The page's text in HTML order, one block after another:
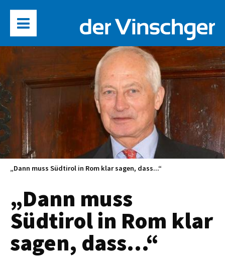
„Dann muss Südtirol in Rom klar sagen, dass...“
„Dann muss
Südtirol in Rom klar
sagen, dass...“